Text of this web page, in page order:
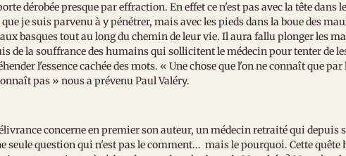
dérobée presque par effraction. En effet ce n'est pas avec la tête dans
je suis parvenu à y pénétrer, mais avec les pieds dans la boue des
basques tout au long du chemin de leur vie. Il aura fallu plonger les
de la souffrance des humains qui sollicitent le médecin pour tenter de
l'essence cachée des mots. « Une chose que l'on ne connaît que par
pas » nous a prévenu Paul Valéry.
concerne en premier son auteur, un médecin retraité qui depuis
seule question qui n'est pas le comment... mais le pourquoi. Cette